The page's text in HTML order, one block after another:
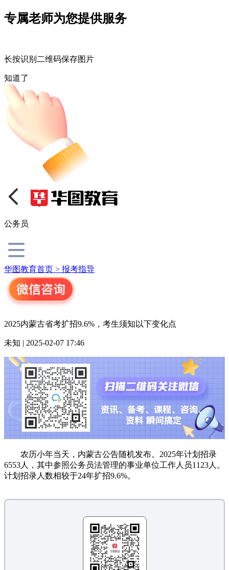
专属老师为您提供服务
长按识别二维码保存图片
知道了
公务员
华图教育首页 > 报考指导
2025内蒙古省考扩招9.6%，考生须知以下变化点
未知 | 2025-02-07 17:46
农历小年当天，内蒙古公告随机发布。2025年计划招录
6553人，其中参照公务员法管理的事业单位工作人员1123人。
计划招录人数相较于24年扩招9.6%。